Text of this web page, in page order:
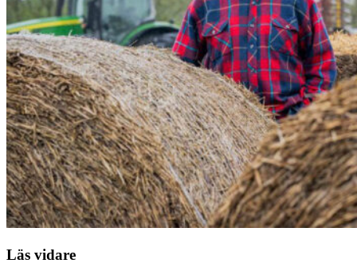
Läs vidare